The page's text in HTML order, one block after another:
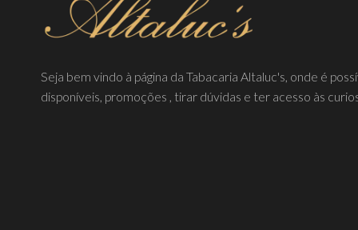
Seja bem vindo à página da Tabacaria Altaluc's, onde é
disponíveis, promoções , tirar dúvidas e ter acesso às